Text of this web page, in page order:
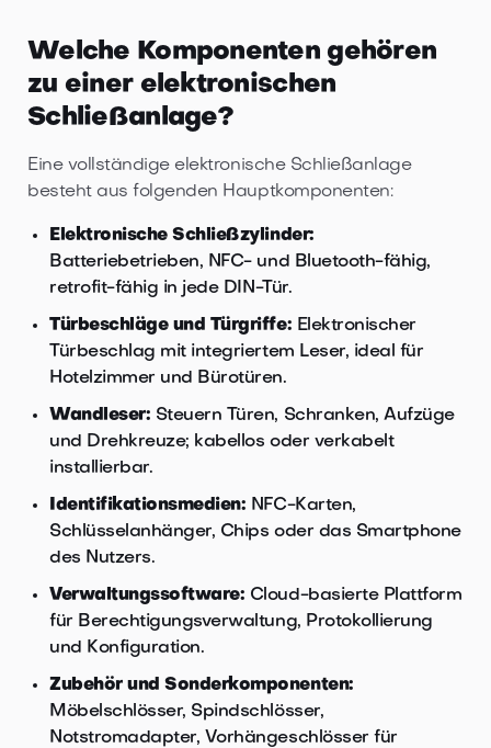
Welche Komponenten gehören
zu einer elektronischen
Schließanlage?
Eine vollständige elektronische Schließanlage
besteht aus folgenden Hauptkomponenten:
Elektronische Schließzylinder:
Batteriebetrieben, NFC- und Bluetooth-fähig,
retrofit-fähig in jede DIN-Tür.
Türbeschläge und Türgriffe: Elektronischer
Türbeschlag mit integriertem Leser, ideal für
Hotelzimmer und Bürotüren.
Wandleser: Steuern Türen, Schranken, Aufzüge
und Drehkreuze; kabellos oder verkabelt
installierbar.
Identifikationsmedien: NFC-Karten,
Schlüsselanhänger, Chips oder das Smartphone
des Nutzers.
Verwaltungssoftware: Cloud-basierte Plattform
für Berechtigungsverwaltung, Protokollierung
und Konfiguration.
Zubehör und Sonderkomponenten:
Möbelschlösser, Spindschlösser,
Notstromadapter, Vorhängeschlösser für